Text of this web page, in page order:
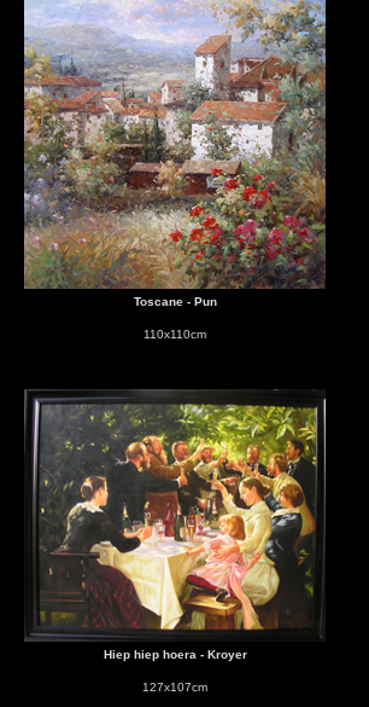
Toscane - Pun
110x110cm
Hiep hiep hoera - Kroyer
127x107cm